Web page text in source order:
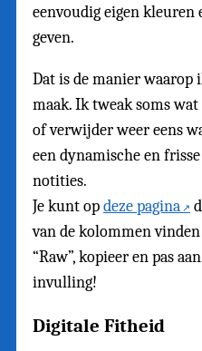
eenvoudig eigen kleuren
geven.
Dat is de manier
maak. Ik tweak soms
of verwijder weer eens
een dynamische en
notities.
Je kunt opdeze pagina
van de kolommen
“Raw”, kopieer en pas
invulling!
Digitale Fitheid